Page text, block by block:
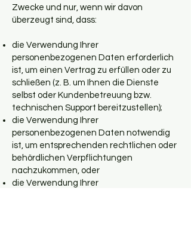
Zwecke und nur, wenn wir davon
überzeugt sind, dass:
die Verwendung Ihrer
personenbezogenen Daten erforderlich
ist, um einen Vertrag zu erfüllen oder zu
schließen (z. B. um Ihnen die Dienste
selbst oder Kundenbetreuung bzw.
technischen Support bereitzustellen);
die Verwendung Ihrer
personenbezogenen Daten notwendig
ist, um entsprechenden rechtlichen oder
behördlichen Verpflichtungen
nachzukommen, oder
die Verwendung Ihrer